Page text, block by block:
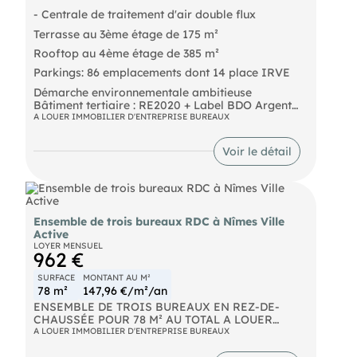
- Centrale de traitement d'air double flux
Terrasse au 3ème étage de 175 m²
Rooftop au 4ème étage de 385 m²
Parkings: 86 emplacements dont 14 place IRVE
Démarche environnementale ambitieuse
Bâtiment tertiaire : RE2020 + Label BDO Argent
Intégration paysagère & architecture
A LOUER IMMOBILIER D'ENTREPRISE BUREAUX
Voir le détail
Ensemble de trois bureaux RDC à Nîmes Ville
Active
LOYER MENSUEL
962 €
SURFACE
78 m²
MONTANT AU M²
147,96 €/m²/an
ENSEMBLE DE TROIS BUREAUX EN REZ-DE-
CHAUSSÉE POUR 78 M² AU TOTAL A LOUER
NÎMES VILLE ACTIVE Bureaux à louer de qualité,
A LOUER IMMOBILIER D'ENTREPRISE BUREAUX